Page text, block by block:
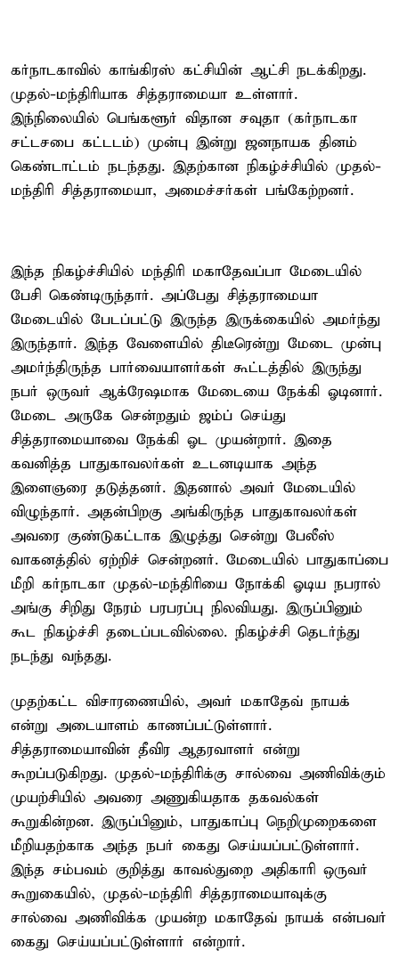
கர்நாடகாவில் காங்கிரஸ் கட்சியின் ஆட்சி நடக்கிறது.
முதல்-மந்திரியாக சித்தராமையா உள்ளார்.
இந்நிலையில் பெங்களூர் விதான சவுதா (கர்நாடகா
சட்டசபை கட்டடம்) முன்பு இன்று ஜனநாயக தினம்
கெண்டாட்டம் நடந்தது. இதற்கான நிகழ்ச்சியில் முதல்-
மந்திரி சித்தராமையா, அமைச்சர்கள் பங்கேற்றனர்.
இந்த நிகழ்ச்சியில் மந்திரி மகாதேவப்பா மேடையில்
பேசி கெண்டிருந்தார். அப்பேது சித்தராமையா
மேடையில் பேடப்பட்டு இருந்த இருக்கையில் அமர்ந்து
இருந்தார். இந்த வேளையில் திடீரென்று மேடை முன்பு
அமர்ந்திருந்த பார்வையாளர்கள் கூட்டத்தில் இருந்து
நபர் ஒருவர் ஆக்ரேஷமாக மேடையை நேக்கி ஓடினார்.
மேடை அருகே சென்றதும் ஜம்ப் செய்து
சித்தராமையாவை நேக்கி ஓட முயன்றார். இதை
கவனித்த பாதுகாவலர்கள் உடனடியாக அந்த
இளைஞரை தடுத்தனர். இதனால் அவர் மேடையில்
விழுந்தார். அதன்பிறகு அங்கிருந்த பாதுகாவலர்கள்
அவரை குண்டுகட்டாக இழுத்து சென்று பேலீஸ்
வாகனத்தில் ஏற்றிச் சென்றனர். மேடையில் பாதுகாப்பை
மீறி கர்நாடகா முதல்-மந்திரியை நோக்கி ஓடிய நபரால்
அங்கு சிறிது நேரம் பரபரப்பு நிலவியது. இருப்பினும்
கூட நிகழ்ச்சி தடைப்படவில்லை. நிகழ்ச்சி தெடர்ந்து
நடந்து வந்தது.
முதற்கட்ட விசாரணையில், அவர் மகாதேவ் நாயக்
என்று அடையாளம் காணப்பட்டுள்ளார்.
சித்தராமையாவின் தீவிர ஆதரவாளர் என்று
கூறப்படுகிறது. முதல்-மந்திரிக்கு சால்வை அணிவிக்கும்
முயற்சியில் அவரை அணுகியதாக தகவல்கள்
கூறுகின்றன. இருப்பினும், பாதுகாப்பு நெறிமுறைகளை
மீறியதற்காக அந்த நபர் கைது செய்யப்பட்டுள்ளார்.
இந்த சம்பவம் குறித்து காவல்துறை அதிகாரி ஒருவர்
கூறுகையில், முதல்-மந்திரி சித்தராமையாவுக்கு
சால்வை அணிவிக்க முயன்ற மகாதேவ் நாயக் என்பவர்
கைது செய்யப்பட்டுள்ளார் என்றார்.